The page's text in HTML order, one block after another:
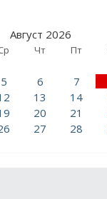
Август 2026
Чт Пт
5 6 7
13 14
20 21
27 28